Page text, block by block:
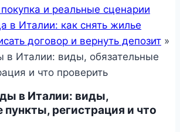
и реальные сценарии
в Италии: как снять жилье
договор и вернуть депозит »
в Италии: виды, обязательные
и что проверить
в Италии: виды,
пункты, регистрация и что